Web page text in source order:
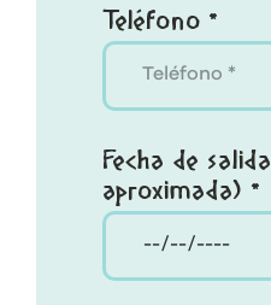
Teléfono *
Fecha de
aproximada) *